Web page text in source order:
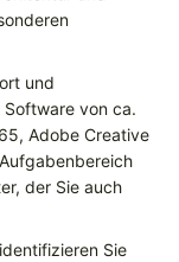
und
von ca.
Adobe Creative
der Sie auch
Sie